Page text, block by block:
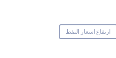
ارتفاع اسعار النفط